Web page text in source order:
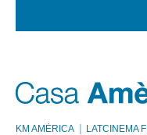
KM AMÈRICA LATCINEMA